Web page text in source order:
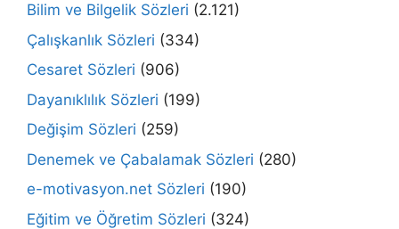
Bilim ve Bilgelik Sözleri (2.121)
Çalışkanlık Sözleri (334)
Cesaret Sözleri (906)
Dayanıklılık Sözleri (199)
Değişim Sözleri (259)
Denemek ve Çabalamak Sözleri (280)
e-motivasyon.net Sözleri (190)
Eğitim ve Öğretim Sözleri (324)